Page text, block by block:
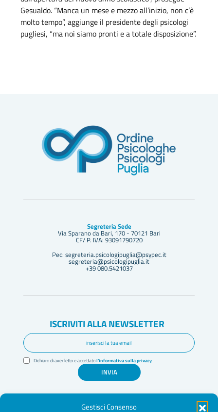
Gestisci Consenso
Gesualdo. “Manca un mese e mezzo all’inizio, non c’è
molto tempo”, aggiunge il presidente degli psicologi
pugliesi, “ma noi siamo pronti e a totale disposizione”.
Segreteria Sede
Via Sparano da Bari, 170 - 70121 Bari
CF/ P. IVA: 93091790720
Pec: segreteria.psicologipuglia@psypec.it
segreteria@psicologipuglia.it
+39 080.5421037
ISCRIVITI ALLA NEWSLETTER
Dichiaro di aver letto e accettatol'informativa sulla privacy
INVIA